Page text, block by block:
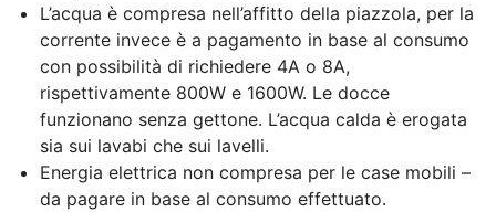
L’acqua è compresa nell’affitto della piazzola, per la
corrente invece è a pagamento in base al consumo
con possibilità di richiedere 4A o 8A,
rispettivamente 800W e 1600W. Le docce
funzionano senza gettone. L’acqua calda è erogata
sia sui lavabi che sui lavelli.
Energia elettrica non compresa per le case mobili –
da pagare in base al consumo effettuato.